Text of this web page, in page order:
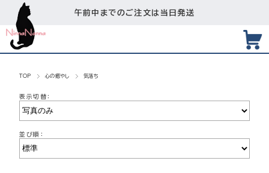
午前中までのご注文は当日発送
TOP 心の癒やし 気落ち
表示切替：
並び順：